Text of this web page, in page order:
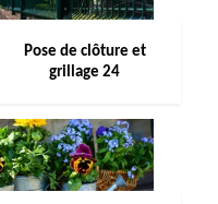
Pose de clôture et
grillage 24